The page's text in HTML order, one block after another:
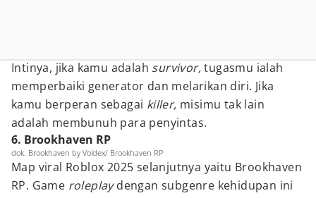
Intinya, jika kamu adalah survivor,tugasmu ialah
memperbaiki generator dan melarikan diri. Jika
kamu berperan sebagai killer, misimu tak lain
adalah membunuh para penyintas.
6. Brookhaven RP
dok. Brookhaven by Voldex/ Brookhaven RP
Map viral Roblox 2025 selanjutnya yaitu Brookhaven
RP. Game roleplaydengan subgenre kehidupan ini